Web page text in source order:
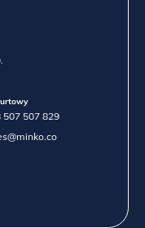
507 507 829